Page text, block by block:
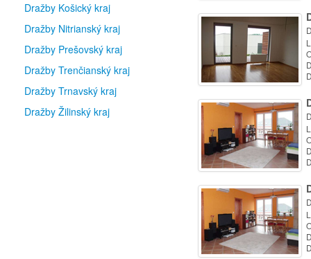
Dražby Košický kraj
Dražby Nitrianský kraj
Dražby Prešovský kraj
Dražby Trenčianský kraj
Dražby Trnavský kraj
Dražby Žilinský kraj